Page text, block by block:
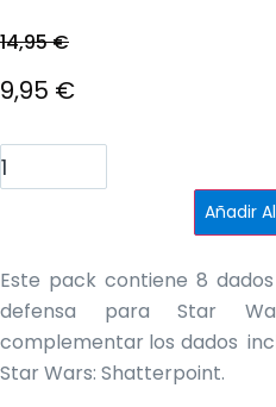
14,95€
El
precio
original
14,95 €.
9,95 €
El
precio
es:
9,95 €.
SW:
SHATTERPOINT
-
Añadir
Este pack contiene 8
defensa para Star
complementar los dados
Star Wars: Shatterpoint.